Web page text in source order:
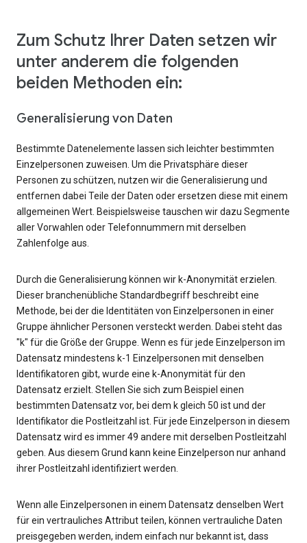
Zum Schutz Ihrer Daten setzen wir
unter anderem die folgenden
beiden Methoden ein:
Generalisierung von Daten
Bestimmte Datenelemente lassen sich leichter bestimmten
Einzelpersonen zuweisen. Um die Privatsphäre dieser
Personen zu schützen, nutzen wir die Generalisierung und
entfernen dabei Teile der Daten oder ersetzen diese mit einem
allgemeinen Wert. Beispielsweise tauschen wir dazu Segmente
aller Vorwahlen oder Telefonnummern mit derselben
Zahlenfolge aus.
Durch die Generalisierung können wir k-Anonymität erzielen.
Dieser branchenübliche Standardbegriff beschreibt eine
Methode, bei der die Identitäten von Einzelpersonen in einer
Gruppe ähnlicher Personen versteckt werden. Dabei steht das
"k" für die Größe der Gruppe. Wenn es für jede Einzelperson im
Datensatz mindestens k-1 Einzelpersonen mit denselben
Identifikatoren gibt, wurde eine k-Anonymität für den
Datensatz erzielt. Stellen Sie sich zum Beispiel einen
bestimmten Datensatz vor, bei dem k gleich 50 ist und der
Identifikator die Postleitzahl ist. Für jede Einzelperson in diesem
Datensatz wird es immer 49 andere mit derselben Postleitzahl
geben. Aus diesem Grund kann keine Einzelperson nur anhand
ihrer Postleitzahl identifiziert werden.
Wenn alle Einzelpersonen in einem Datensatz denselben Wert
für ein vertrauliches Attribut teilen, können vertrauliche Daten
preisgegeben werden, indem einfach nur bekannt ist, dass